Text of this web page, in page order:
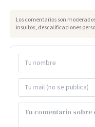
Los comentarios son
insultos, descalificaciones